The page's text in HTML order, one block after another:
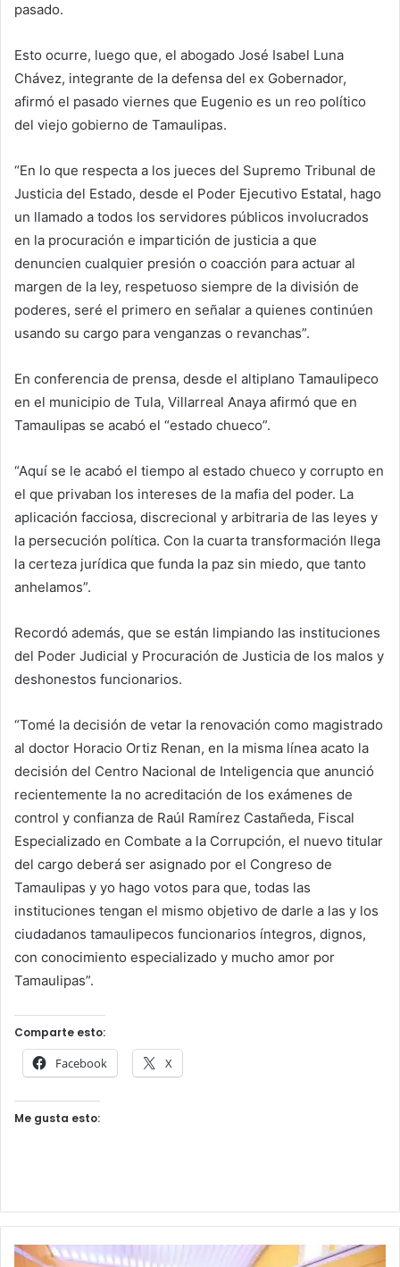
pasado.
Esto ocurre, luego que, el abogado José Isabel Luna
Chávez, integrante de la defensa del ex Gobernador,
afirmó el pasado viernes que Eugenio es un reo político
del viejo gobierno de Tamaulipas.
“En lo que respecta a los jueces del Supremo Tribunal de
Justicia del Estado, desde el Poder Ejecutivo Estatal, hago
un llamado a todos los servidores públicos involucrados
en la procuración e impartición de justicia a que
denuncien cualquier presión o coacción para actuar al
margen de la ley, respetuoso siempre de la división de
poderes, seré el primero en señalar a quienes continúen
usando su cargo para venganzas o revanchas”.
En conferencia de prensa, desde el altiplano Tamaulipeco
en el municipio de Tula, Villarreal Anaya afirmó que en
Tamaulipas se acabó el “estado chueco”.
“Aquí se le acabó el tiempo al estado chueco y corrupto en
el que privaban los intereses de la mafia del poder. La
aplicación facciosa, discrecional y arbitraria de las leyes y
la persecución política. Con la cuarta transformación llega
la certeza jurídica que funda la paz sin miedo, que tanto
anhelamos”.
Recordó además, que se están limpiando las instituciones
del Poder Judicial y Procuración de Justicia de los malos y
deshonestos funcionarios.
“Tomé la decisión de vetar la renovación como magistrado
al doctor Horacio Ortiz Renan, en la misma línea acato la
decisión del Centro Nacional de Inteligencia que anunció
recientemente la no acreditación de los exámenes de
control y confianza de Raúl Ramírez Castañeda, Fiscal
Especializado en Combate a la Corrupción, el nuevo titular
del cargo deberá ser asignado por el Congreso de
Tamaulipas y yo hago votos para que, todas las
instituciones tengan el mismo objetivo de darle a las y los
ciudadanos tamaulipecos funcionarios íntegros, dignos,
con conocimiento especializado y mucho amor por
Tamaulipas”.
Comparte esto:
Facebook X
Me gusta esto: